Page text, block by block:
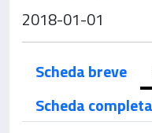
2018-01-01
Scheda breve
Scheda